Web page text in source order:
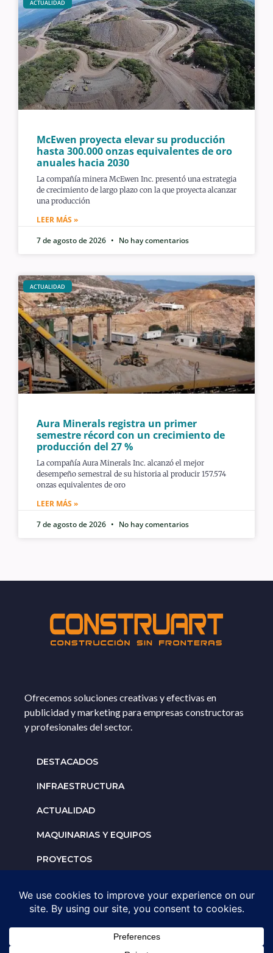
ACTUALIDAD
McEwen proyecta elevar su producción
hasta 300.000 onzas equivalentes de oro
anuales hacia 2030
La compañía minera McEwen Inc. presentó una estrategia
de crecimiento de largo plazo con la que proyecta alcanzar
una producción
LEER MÁS »
7 de agosto de 2026
No hay comentarios
ACTUALIDAD
Aura Minerals registra un primer
semestre récord con un crecimiento de
producción del 27 %
La compañía Aura Minerals Inc. alcanzó el mejor
desempeño semestral de su historia al producir 157.574
onzas equivalentes de oro
LEER MÁS »
7 de agosto de 2026
No hay comentarios
Ofrecemos soluciones creativas y efectivas en
publicidad y marketing para empresas constructoras
y profesionales del sector.
DESTACADOS
INFRAESTRUCTURA
ACTUALIDAD
MAQUINARIAS Y EQUIPOS
PROYECTOS
Solicita un espacio para
tu negocio
AGENDA UNA ASESORÍA